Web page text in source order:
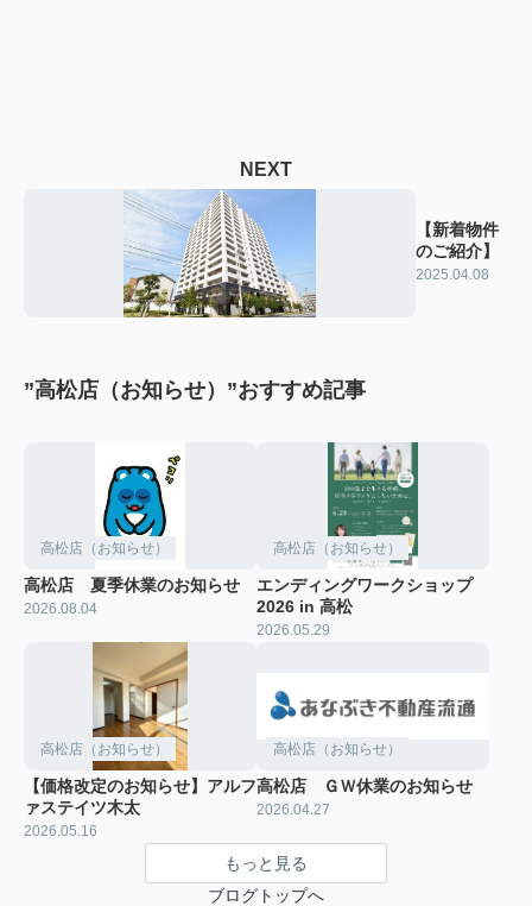
NEXT
【新着物件
のご紹介】
2025.04.08
”高松店（お知らせ）”おすすめ記事
高松店（お知らせ）
高松店 夏季休業のお知らせ
2026.08.04
高松店（お知らせ）
エンディングワークショップ
2026 in 高松
2026.05.29
高松店（お知らせ）
【価格改定のお知らせ】アルフ
ァステイツ木太
2026.05.16
高松店（お知らせ）
高松店 ＧＷ休業のお知らせ
2026.04.27
もっと見る
ブログトップへ